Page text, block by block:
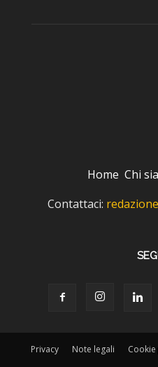
Home Chi
Contattaci:
Privacy Note legali